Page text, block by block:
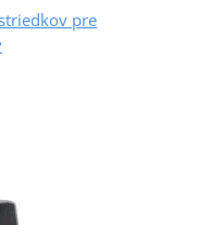
pre